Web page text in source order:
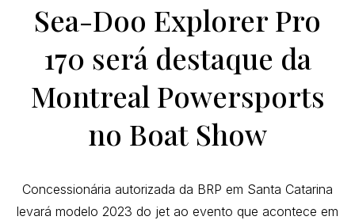
Sea-Doo Explorer Pro
170 será destaque da
Montreal Powersports
no Boat Show
Concessionária autorizada da BRP em Santa Catarina
levará modelo 2023 do jet ao evento que acontece em